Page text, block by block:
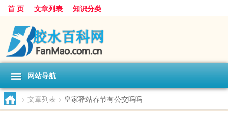
首 页 文章列表 知识分类
网站导航
> 文章列表 > 皇家驿站春节有公交吗吗